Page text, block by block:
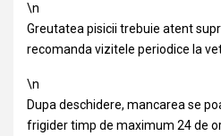
\n
Greutatea pisicii trebuie atent
recomanda vizitele periodice la
\n
Dupa deschidere, mancarea se
frigider timp de maximum 24 de